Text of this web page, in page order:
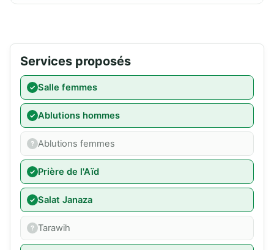
Services proposés
Salle femmes
Ablutions hommes
Ablutions femmes
Prière de l'Aïd
Salat Janaza
Tarawih